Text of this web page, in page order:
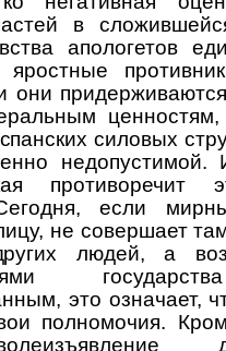
в
апологетов
они
силовых
недопустимой.
если
не совершает
людей, а
это означает,
полномочия.